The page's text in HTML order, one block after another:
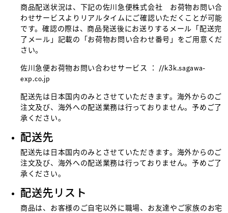
商品配送状況は、下記の佐川急便株式会社 お荷物お問い合
わせサービスよりリアルタイムにご確認いただくことが可能
です。確認の際は、商品発送後にお送りするメール「配送完
了メール」記載の「お荷物お問い合わせ番号」をご用意くだ
さい。
佐川急便お荷物お問い合わせサービス ： //k3k.sagawa-
exp.co.jp
配送先は日本国内のみとさせていただきます。海外からのご
注文及び、海外への配送業務は行っておりません。予めご了
承ください。
配送先
配送先は日本国内のみとさせていただきます。海外からのご
注文及び、海外への配送業務は行っておりません。予めご了
承ください。
配送先リスト
商品は、お客様のご自宅以外に職場、お友達やご家族のお宅